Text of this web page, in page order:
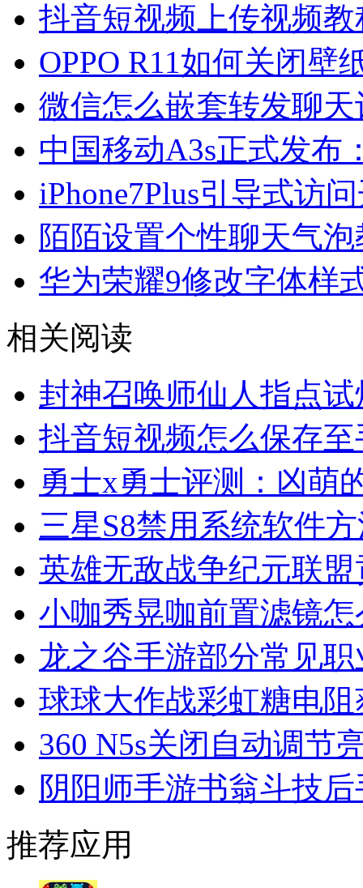
抖音短视频上传视频教
OPPO R11如何关闭壁
微信怎么嵌套转发聊天
中国移动A3s正式发布
iPhone7Plus引导式访
陌陌设置个性聊天气
华为荣耀9修改字体样
相关阅读
封神召唤师仙人指点
抖音短视频怎么保存至
勇士x勇士评测：凶萌
三星S8禁用系统软件
英雄无敌战争纪元联
小咖秀晃咖前置滤镜怎
龙之谷手游部分常见
球球大作战彩虹糖电
360 N5s关闭自动调节
阴阳师手游书翁斗技
推荐应用